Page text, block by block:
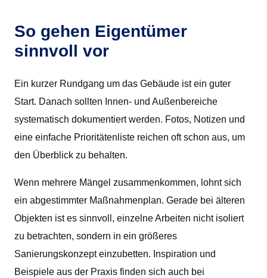
So gehen Eigentümer
sinnvoll vor
Ein kurzer Rundgang um das Gebäude ist ein guter
Start. Danach sollten Innen- und Außenbereiche
systematisch dokumentiert werden. Fotos, Notizen und
eine einfache Prioritätenliste reichen oft schon aus, um
den Überblick zu behalten.
Wenn mehrere Mängel zusammenkommen, lohnt sich
ein abgestimmter Maßnahmenplan. Gerade bei älteren
Objekten ist es sinnvoll, einzelne Arbeiten nicht isoliert
zu betrachten, sondern in ein größeres
Sanierungskonzept einzubetten. Inspiration und
Beispiele aus der Praxis finden sich auch bei